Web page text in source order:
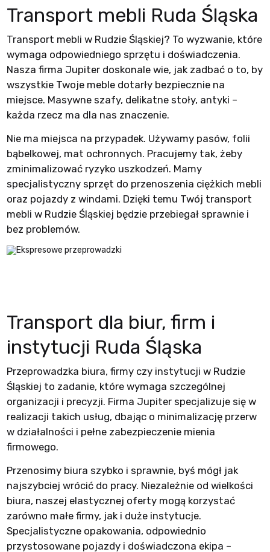
Transport mebli Ruda Śląska
Transport mebli w Rudzie Śląskiej? To wyzwanie, które
wymaga odpowiedniego sprzętu i doświadczenia.
Nasza firma Jupiter doskonale wie, jak zadbać o to, by
wszystkie Twoje meble dotarły bezpiecznie na
miejsce. Masywne szafy, delikatne stoły, antyki –
każda rzecz ma dla nas znaczenie.
Nie ma miejsca na przypadek. Używamy pasów, folii
bąbelkowej, mat ochronnych. Pracujemy tak, żeby
zminimalizować ryzyko uszkodzeń. Mamy
specjalistyczny sprzęt do przenoszenia ciężkich mebli
oraz pojazdy z windami. Dzięki temu Twój transport
mebli w Rudzie Śląskiej będzie przebiegał sprawnie i
bez problemów.
Transport dla biur, firm i
instytucji Ruda Śląska
Przeprowadzka biura, firmy czy instytucji w Rudzie
Śląskiej to zadanie, które wymaga szczególnej
organizacji i precyzji. Firma Jupiter specjalizuje się w
realizacji takich usług, dbając o minimalizację przerw
w działalności i pełne zabezpieczenie mienia
firmowego.
Przenosimy biura szybko i sprawnie, byś mógł jak
najszybciej wrócić do pracy. Niezależnie od wielkości
biura, naszej elastycznej oferty mogą korzystać
zarówno małe firmy, jak i duże instytucje.
Specjalistyczne opakowania, odpowiednio
przystosowane pojazdy i doświadczona ekipa –